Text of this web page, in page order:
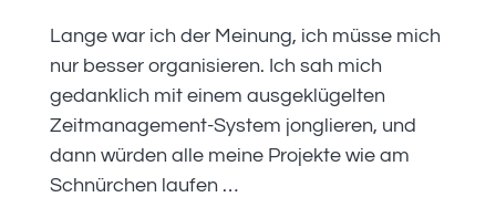
Lange war ich der Meinung, ich müsse mich
nur besser organisieren. Ich sah mich
gedanklich mit einem ausgeklügelten
Zeitmanagement-System jonglieren, und
dann würden alle meine Projekte wie am
Schnürchen laufen …